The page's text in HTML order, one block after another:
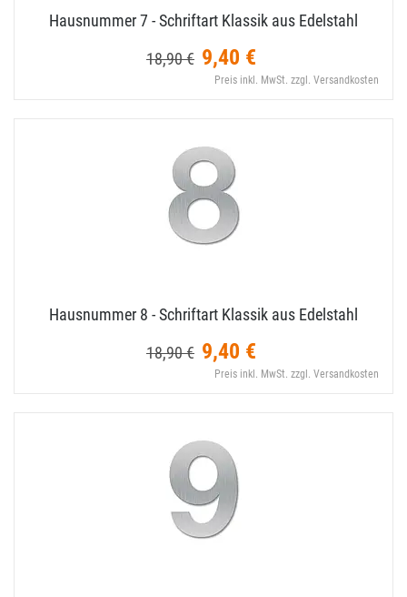
Hausnummer 7 - Schriftart Klassik aus Edelstahl
18,90 € 9,40 €
Preis inkl. MwSt. zzgl. Versandkosten
Hausnummer 8 - Schriftart Klassik aus Edelstahl
18,90 € 9,40 €
Preis inkl. MwSt. zzgl. Versandkosten